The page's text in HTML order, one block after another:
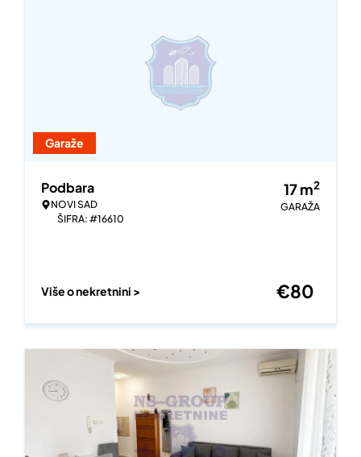
Garaže
Podbara
NOVI SAD
ŠIFRA: #16610
17m2
GARAŽA
Više o nekretnini > €80